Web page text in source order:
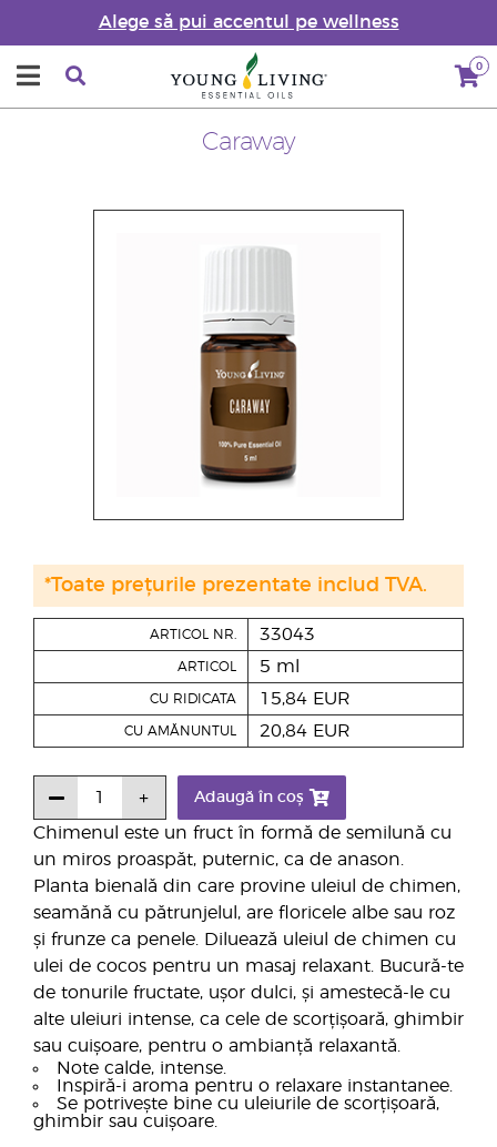
Alege să pui accentul pe wellness
0
Caraway
Chimenul este un fruct în formă de semilună cu
un miros proaspăt, puternic, ca de anason.
Planta bienală din care provine uleiul de chimen,
seamănă cu pătrunjelul, are floricele albe sau roz
și frunze ca penele. Diluează uleiul de chimen cu
ulei de cocos pentru un masaj relaxant. Bucură-te
de tonurile fructate, ușor dulci, și amestecă-le cu
alte uleiuri intense, ca cele de scorțișoară, ghimbir
sau cuișoare, pentru o ambianță relaxantă.
Note calde, intense.
Inspiră-i aroma pentru o relaxare instantanee.
Se potrivește bine cu uleiurile de scorțișoară,
ghimbir sau cuișoare.
ARTICOL NR. 33043
ARTICOL 5 ml
CU RIDICATA 15,84 EUR
CU AMĂNUNTUL 20,84 EUR
Adaugă în coș
*Toate prețurile prezentate includ TVA.